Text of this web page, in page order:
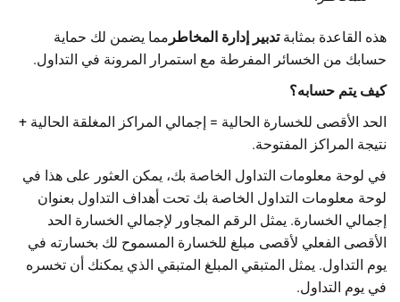
هذه القاعدة بمثابةتدبير إدارة المخاطر مما يضمن لك حماية
حسابك من الخسائر المفرطة مع استمرار المرونة في التداول.
كيف يتم حسابه؟
الحد الأقصى للخسارة الحالية = إجمالي المراكز المغلقة الحالية +
نتيجة المراكز المفتوحة.
في لوحة معلومات التداول الخاصة بك، يمكن العثور على هذا في
لوحة معلومات التداول الخاصة بك تحت أهداف التداول بعنوان
إجمالي الخسارة. يمثل الرقم المجاور لإجمالي الخسارة الحد
الأقصى الفعلي لأقصى مبلغ للخسارة المسموح لك بخسارته في
يوم التداول. يمثل المتبقي المبلغ المتبقي الذي يمكنك أن تخسره
في يوم التداول.